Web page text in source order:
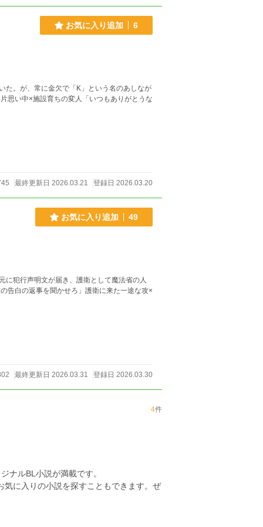
お気に入り追加 6
た。が、常に金欠で「K」という名のあしなが
思い中×施設育ちの変人「いつもありがとうな
最終更新日 2026.03.21 登録日 2026.03.20
お気に入り追加 49
に犯行声明文が届き、護衛として魔法省の人
告白の返事を聞かせろ」護衛に来た一途な攻×
最終更新日 2026.03.31 登録日 2026.03.30
4件
ナルBL小説が満載です。
気に入りの小説を探すこともできます。ぜ